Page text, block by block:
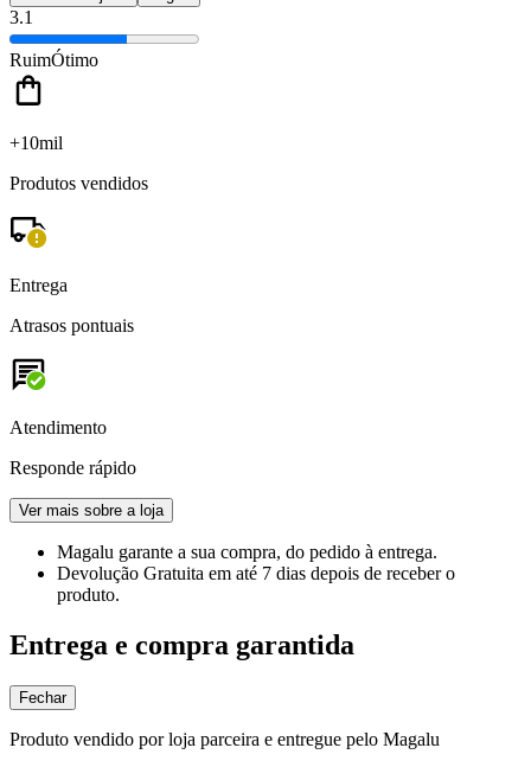
3.1
RuimÓtimo
+10mil
Produtos vendidos
Entrega
Atrasos pontuais
Atendimento
Responde rápido
Ver mais sobre a loja
Magalu garante a sua compra, do pedido à entrega.
Devolução Gratuita em até 7 dias depois de receber o
produto.
Entrega e compra garantida
Fechar
Produto vendido por loja parceira e entregue pelo Magalu